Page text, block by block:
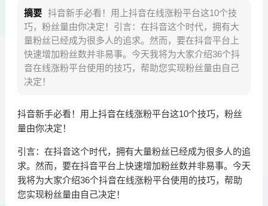
摘要 抖音新手必看！用上抖音在线涨粉平台这10个技
巧，粉丝量由你决定！引言：在抖音这个时代，拥有大
量粉丝已经成为很多人的追求。然而，要在抖音平台上
快速增加粉丝数并非易事。今天我将为大家介绍36个抖
音在线涨粉平台使用的技巧，帮助您实现粉丝量由自己
决定！
抖音新手必看！用上抖音在线涨粉平台这10个技巧，粉丝
量由你决定！
引言：在抖音这个时代，拥有大量粉丝已经成为很多人的追
求。然而，要在抖音平台上快速增加粉丝数并非易事。今天
我将为大家介绍36个抖音在线涨粉平台使用的技巧，帮助
您实现粉丝量由自己决定！